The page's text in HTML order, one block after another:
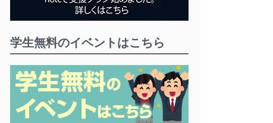
学生無料のイベントはこちら